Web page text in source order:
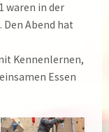
waren in der
Abend hat
Kennenlernen,
Essen